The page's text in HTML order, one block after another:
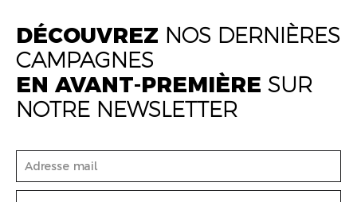
DÉCOUVREZ NOS DERNIÈRES
CAMPAGNES
EN AVANT-PREMIÈRE SUR
NOTRE NEWSLETTER